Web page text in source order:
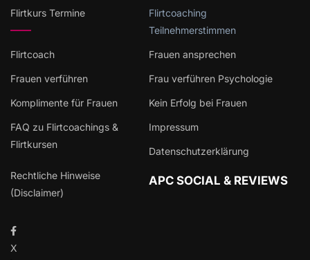
Flirtkurs Termine
Flirtcoaching
Teilnehmerstimmen
Flirtcoach Frauen ansprechen
Frauen verführen Frau verführen Psychologie
Komplimente für Frauen Kein Erfolg bei Frauen
FAQ zu Flirtcoachings &
Flirtkursen
Impressum
Datenschutzerklärung
Rechtliche Hinweise
(Disclaimer)
APC SOCIAL & REVIEWS
X